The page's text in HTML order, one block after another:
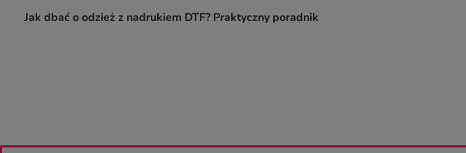
Jak dbać o odzież z nadrukiem DTF? Praktyczny poradnik